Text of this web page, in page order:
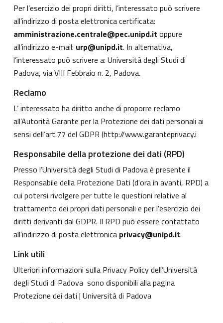
Per l’esercizio dei propri diritti, l’interessato può scrivere
all’indirizzo di posta elettronica certificata:
amministrazione.centrale@pec.unipd.it oppure
all’indirizzo e-mail: urp@unipd.it. In alternativa,
l’interessato può scrivere a: Università degli Studi di
Padova, via VIII Febbraio n. 2, Padova.
Reclamo
L’ interessato ha diritto anche di proporre reclamo
all’Autorità Garante per la Protezione dei dati personali ai
sensi dell’art.77 del GDPR (http://www.garanteprivacy.i
Responsabile della protezione dei dati (RPD)
Presso l’Università degli Studi di Padova è presente il
Responsabile della Protezione Dati (d'ora in avanti, RPD) a
cui potersi rivolgere per tutte le questioni relative al
trattamento dei propri dati personali e per l'esercizio dei
diritti derivanti dal GDPR. Il RPD può essere contattato
all'indirizzo di posta elettronica privacy@unipd.it.
Link utili
Ulteriori informazioni sulla Privacy Policy dell’Università
degli Studi di Padova sono disponibili alla pagina
Protezione dei dati | Università di Padova